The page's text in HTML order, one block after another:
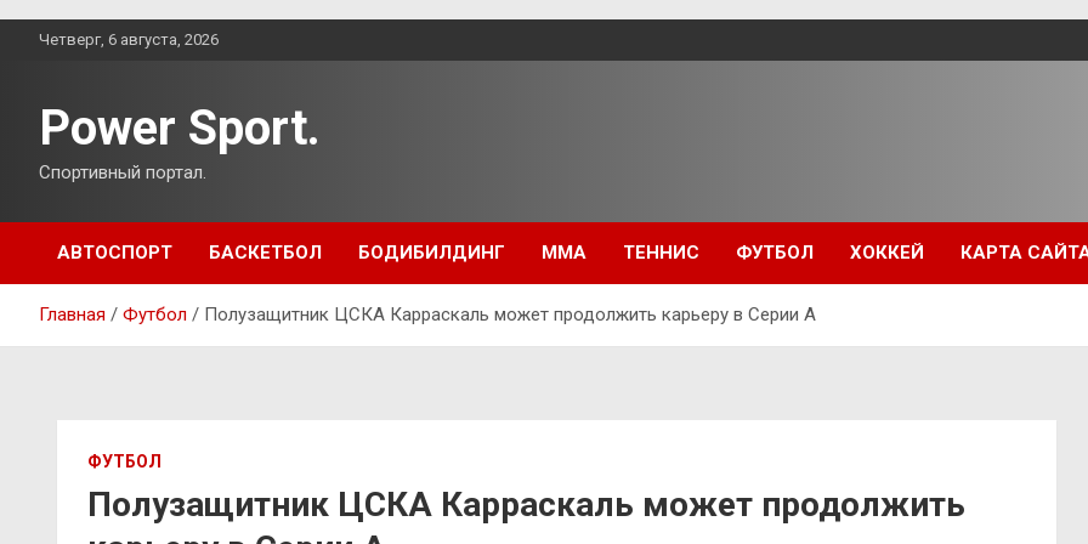
ПерейтиЧетверг, 6 августа, 2026
Power Sport.
Спортивный портал.
АВТОСПОРТ БАСКЕТБОЛ БОДИБИЛДИНГ ММА ТЕННИС ФУТБОЛ ХОККЕЙ КАРТА
Главная Футбол Полузащитник ЦСКА Карраскаль может продолжить карьеру в Серии А
ФУТБОЛ
Полузащитник ЦСКА Карраскаль может продолжить